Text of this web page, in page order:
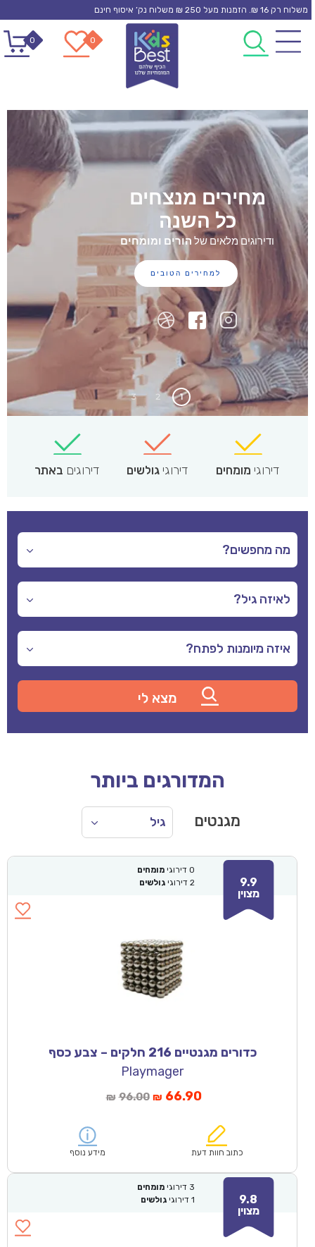
משלוח רק 16 ₪. הזמנות מעל 250 ₪ משלוח נק’ איסוף חינם
0
0
מחירים מנצחים
כל השנה
ודירוגים מלאים שלהורים ומומחים
למחירים הטובים
1
2
3
דירוגי מומחים דירוגי גולשים דירוגים באתר
המדורגים ביותר
מגנטים
9.9
מצוין
0 דירוגימומחים
2 דירוגיגולשים
כדורים מגנטיים 216 חלקים – צבע כסף
Playmager
₪ 96.00 ₪ 66.90
כתוב חוות דעת מידע נוסף
9.8
מצוין
3 דירוגימומחים
דירוגיגולשים